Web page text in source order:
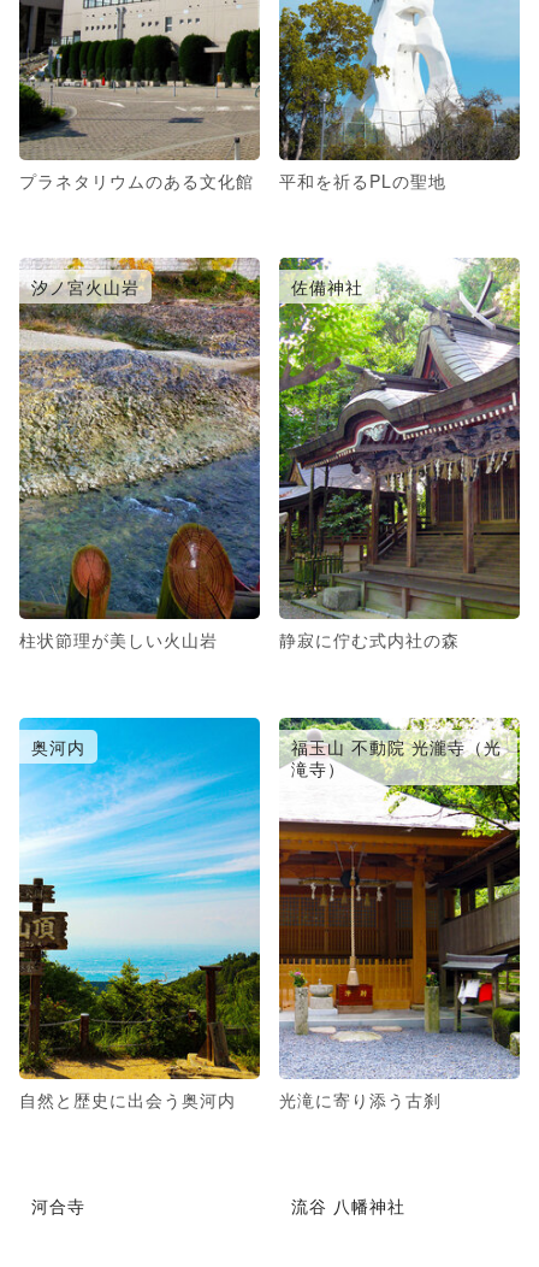
プラネタリウムのある文化館 平和を祈るPLの聖地
汐ノ宮火山岩
柱状節理が美しい火山岩
佐備神社
静寂に佇む式内社の森
奥河内
自然と歴史に出会う奥河内
福玉山 不動院 光瀧寺（光
滝寺）
光滝に寄り添う古刹
河合寺 流谷 八幡神社